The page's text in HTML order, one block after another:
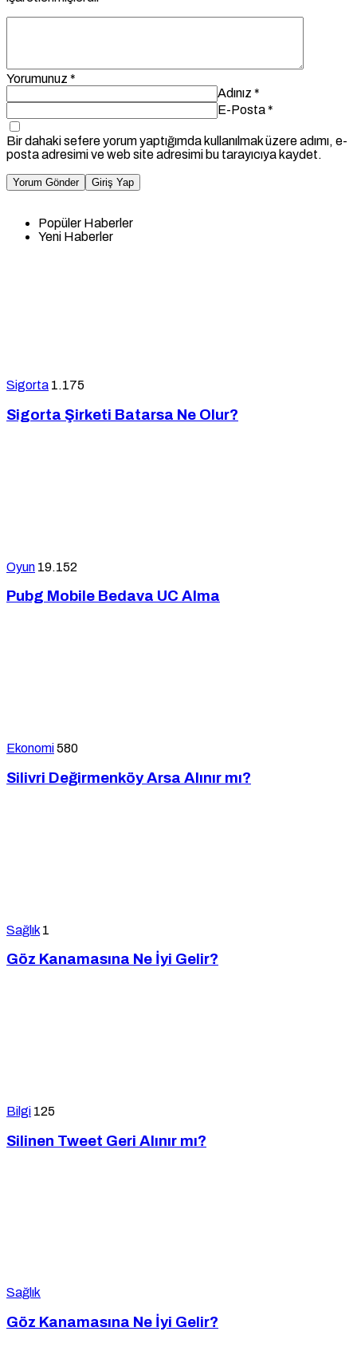
Yorumunuz *
Adınız *
E-Posta*
Bir dahaki sefere yorum yaptığımda kullanılmak üzere adımı, e-
posta adresimi ve web site adresimi bu tarayıcıya kaydet.
Yorum Gönder Giriş Yap
Popüler Haberler
Yeni Haberler
Sigorta 1.175
Sigorta Şirketi Batarsa Ne Olur?
Oyun 19.152
Pubg Mobile Bedava UC Alma
Ekonomi580
Silivri Değirmenköy Arsa Alınır mı?
Sağlık 1
Göz Kanamasına Ne İyi Gelir?
Bilgi 125
Silinen Tweet Geri Alınır mı?
Sağlık
Göz Kanamasına Ne İyi Gelir?